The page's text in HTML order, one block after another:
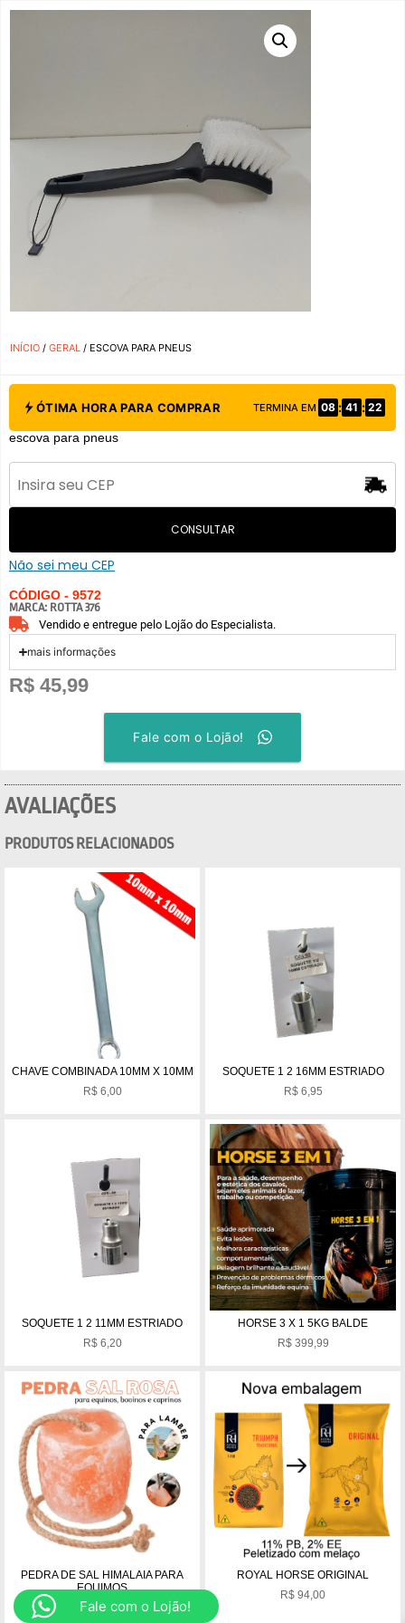
INÍCIO / GERAL / ESCOVA PARA PNEUS
ÓTIMA HORA PARA COMPRAR TERMINA EM 08 : 41 : 22
escova para pneus
CONSULTAR
Não sei meu CEP
CÓDIGO - 9572
MARCA: ROTTA 376
Vendido e entregue pelo Lojão do Especialista.
mais informações
R$ 45,99
Fale com o Lojão!
AVALIAÇÕES
PRODUTOS RELACIONADOS
CHAVE COMBINADA 10MM X 10MM
R$6,00
SOQUETE 1 2 16MM ESTRIADO
R$6,95
SOQUETE 1 2 11MM ESTRIADO
R$6,20
HORSE 3 X 1 5KG BALDE
R$399,99
PEDRA DE SAL HIMALAIA PARA
EQUIMOS
R$69,99
ROYAL HORSE ORIGINAL
R$ 94,00
Fale com o Lojão!